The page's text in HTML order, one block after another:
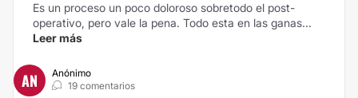
Es un proceso un poco doloroso sobretodo el post-
operativo, pero vale la pena. Todo esta en las ganas...
Leer más
AN
Anónimo
19 comentarios